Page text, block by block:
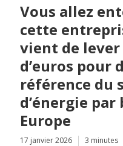
Vous allez
cette
vient de
d’euros pour
référence du
d’énergie
Europe
17 janvier 2026 3 minutes